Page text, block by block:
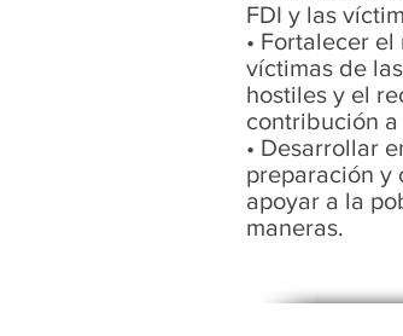
FDI y las
• Fortalecer
víctimas de
hostiles y el
contribución
• Desarrollar
preparación y
apoyar a la
maneras.